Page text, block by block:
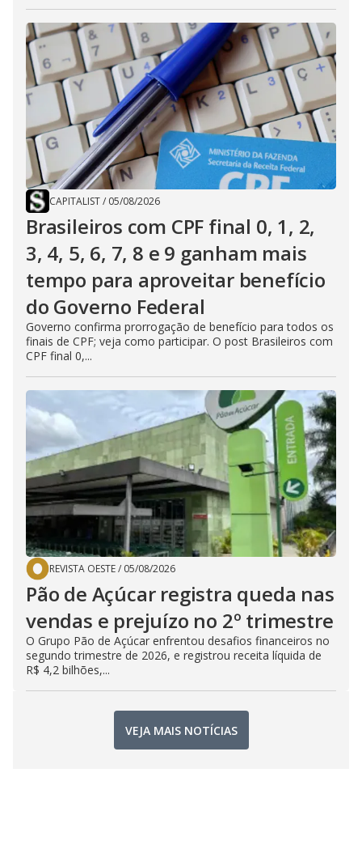
CAPITALIST/ 05/08/2026
Brasileiros com CPF final 0, 1, 2,
3, 4, 5, 6, 7, 8 e 9 ganham mais
tempo para aproveitar benefício
do Governo Federal
Governo confirma prorrogação de benefício para todos os
finais de CPF; veja como participar. O post Brasileiros com
CPF final 0,...
REVISTA OESTE/ 05/08/2026
Pão de Açúcar registra queda nas
vendas e prejuízo no 2º trimestre
O Grupo Pão de Açúcar enfrentou desafios financeiros no
segundo trimestre de 2026, e registrou receita líquida de
R$ 4,2 bilhões,...
VEJA MAIS NOTÍCIAS